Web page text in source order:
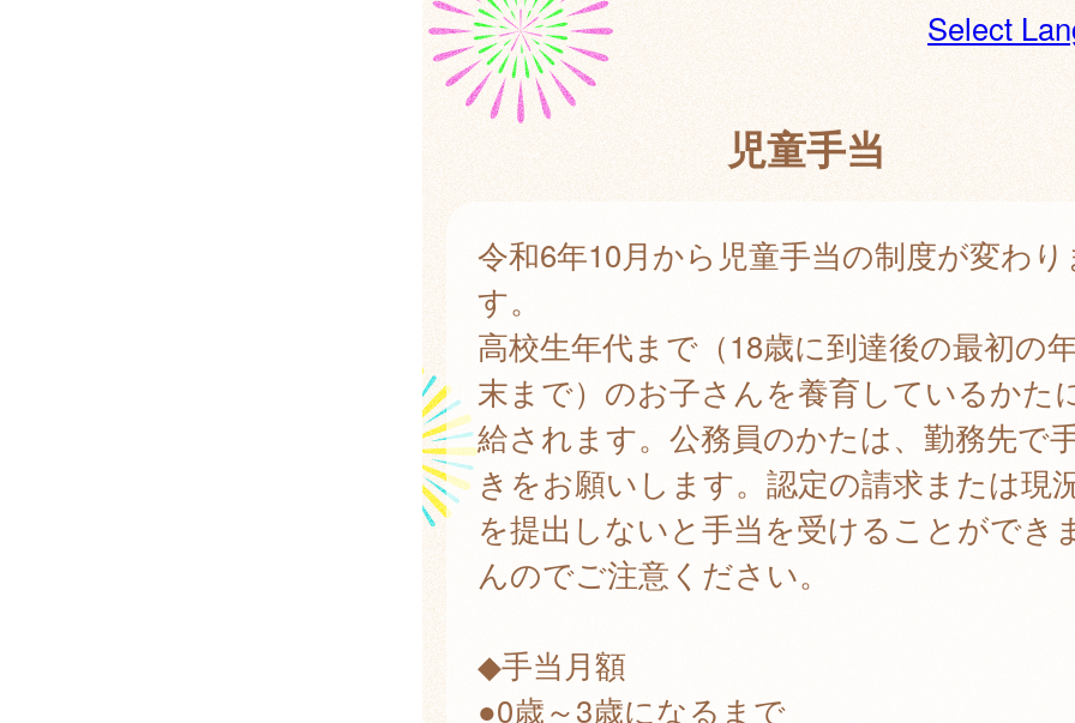
Select
児童手当
令和6年10月から児童手当の制度が変わり
す。
高校生年代まで（18歳に到達後の最初の
末まで）のお子さんを養育しているかた
給されます。公務員のかたは、勤務先で
きをお願いします。認定の請求または現
を提出しないと手当を受けることができ
んのでご注意ください。
◆手当月額
●0歳～3歳になるまで